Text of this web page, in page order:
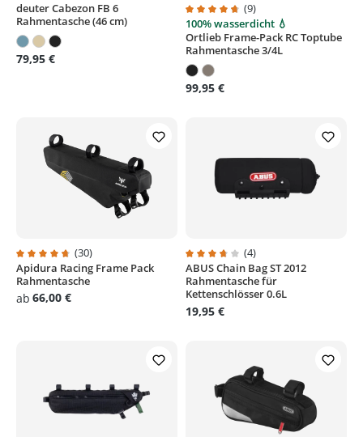
deuter Cabezon FB 6
Rahmentasche (46 cm)
79,95 €
Durchschnittliche Bewertung
(9)
100% wasserdicht 💧
Ortlieb Frame-Pack RC Toptube
Rahmentasche 3/4L
99,95 €
Durchschnittliche Bewertung von 4.6 von 5 Sternen
(30)
Apidura Racing Frame Pack
Rahmentasche
ab 66,00 €
Durchschnittliche Bewertung
(4)
ABUS Chain Bag ST 2012
Rahmentasche für
Kettenschlösser 0.6L
19,95 €